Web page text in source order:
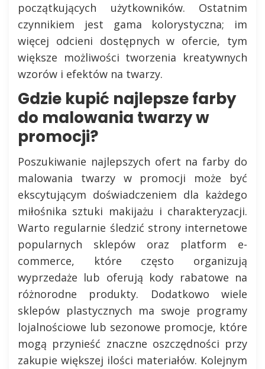
początkujących użytkowników. Ostatnim
czynnikiem jest gama kolorystyczna; im
więcej odcieni dostępnych w ofercie, tym
większe możliwości tworzenia kreatywnych
wzorów i efektów na twarzy.
Gdzie kupić najlepsze farby
do malowania twarzy w
promocji?
Poszukiwanie najlepszych ofert na farby do
malowania twarzy w promocji może być
ekscytującym doświadczeniem dla każdego
miłośnika sztuki makijażu i charakteryzacji.
Warto regularnie śledzić strony internetowe
popularnych sklepów oraz platform e-
commerce, które często organizują
wyprzedaże lub oferują kody rabatowe na
różnorodne produkty. Dodatkowo wiele
sklepów plastycznych ma swoje programy
lojalnościowe lub sezonowe promocje, które
mogą przynieść znaczne oszczędności przy
zakupie większej ilości materiałów. Kolejnym